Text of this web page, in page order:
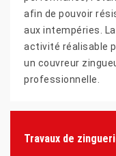
afin de pouvoir
aux intempéries.
activité réalisable
un couvreur
professionnelle.
Travaux de